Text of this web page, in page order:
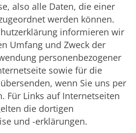
also alle Daten, die einer
werden können.
informieren wir
Umfang und Zweck der
personenbezogener
sowie für die
wenn Sie uns per
Für Links auf Internetseiten
die dortigen
und -erklärungen.